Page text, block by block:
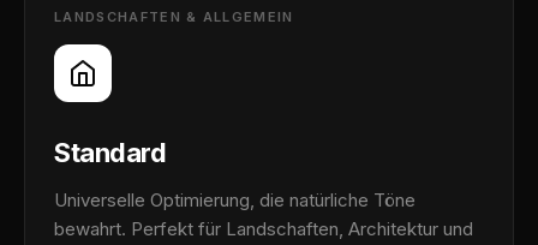
LANDSCHAFTEN & ALLGEMEIN
Standard
Universelle Optimierung, die natürliche Töne
bewahrt. Perfekt für Landschaften, Architektur und